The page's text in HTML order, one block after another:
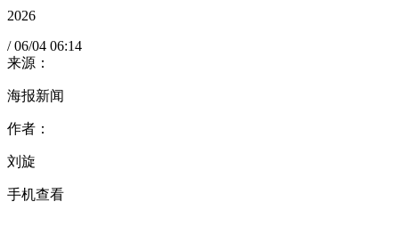
2026
/ 06/04 06:14
来源：
海报新闻
作者：
刘旋
手机查看